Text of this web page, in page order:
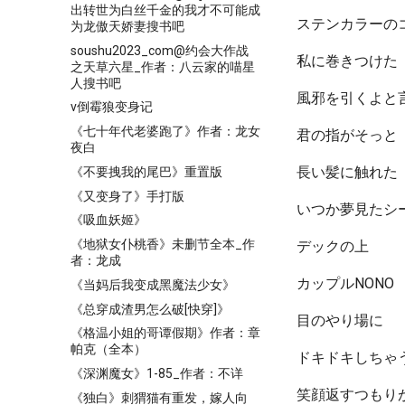
出转世为白丝千金的我才不可能成
为龙傲天娇妻搜书吧
soushu2023_com@约会大作战
之天草六星_作者：八云家的喵星
人搜书吧
v倒霉狼变身记
《七十年代老婆跑了》作者：龙女
夜白
《不要拽我的尾巴》重置版
《又变身了》手打版
《吸血妖姬》
《地狱女仆桃香》未删节全本_作
者：龙成
《当妈后我变成黑魔法少女》
《总穿成渣男怎么破[快穿]》
《格温小姐的哥谭假期》作者：章
帕克（全本）
《深渊魔女》1-85_作者：不详
《独白》刺猬猫有重发，嫁人向
ステンカラーの
私に巻きつけた
風邪を引くよと
君の指がそっと
長い髪に触れた
いつか夢見たシ
デックの上
カップルNONO
目のやり場に
ドキドキしちゃ
笑顔返すつもり